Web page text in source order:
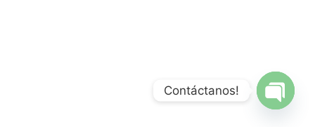
Contáctanos!